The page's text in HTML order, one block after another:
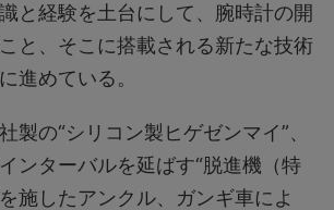
と経験を土台にして、腕時計の開
と、そこに搭載される新たな技術
進めている。
製の“シリコン製ヒゲゼンマイ”、
ンターバルを延ばす“脱進機（特
施したアンクル、ガンギ車によ